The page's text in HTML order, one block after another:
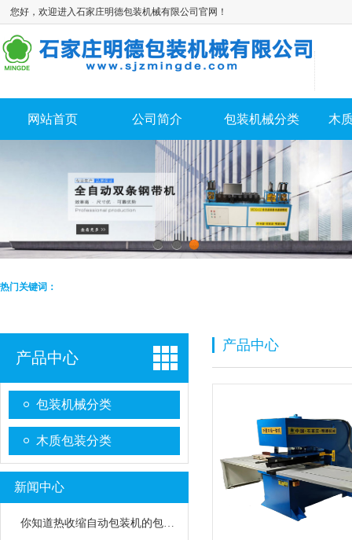
您好，欢迎进入石家庄明德包装机械有限公司官网！
网站首页 公司简介 包装机械分类 木
1 2 3
热门关键词：
产品中心
包装机械分类
木质包装分类
新闻中心
产品中心